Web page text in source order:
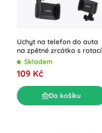
Uchyt na telefon do auta
na zpětné zrcátko s rotací
Skladem
109 Kč
Do košíku